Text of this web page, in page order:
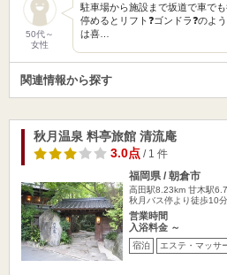
50代～
女性
駐車場から施設まで坂道で車で
停めるとリフト❓ゴンドラ❓のよ
は喜…
関連情報から探す
秋月温泉 料亭旅館 清流庵
3.0点/ 1 件
福岡県 / 朝倉市
高田駅8.23km 甘木駅
秋月バス停より徒歩10
営業時間
入浴料金 ～
宿泊 エステ・マッサ